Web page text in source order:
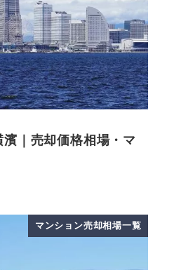
｜売却価格相場・マ
マンション売却相場一覧